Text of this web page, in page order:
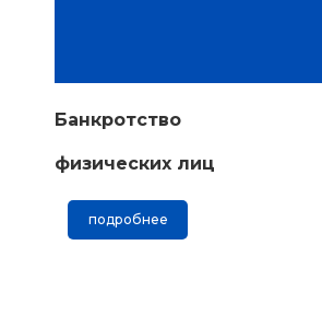
Банкротство
физических лиц
подробнее